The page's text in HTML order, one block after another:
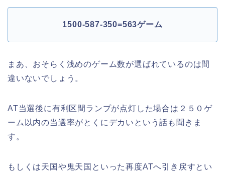
1500-587-350=563ゲーム
まあ、おそらく浅めのゲーム数が選ばれているのは間
違いないでしょう。
AT当選後に有利区間ランプが点灯した場合は２５０ゲ
ーム以内の当選率がとくにデカいという話も聞きま
す。
もしくは天国や鬼天国といった再度ATへ引き戻すとい